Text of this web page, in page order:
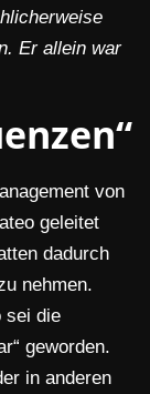
Er allein war
von
geleitet
dadurch
nehmen.
sei die
geworden.
in anderen